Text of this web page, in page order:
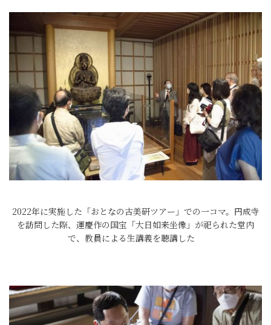
2022年に実施した「おとなの古美研ツアー」での一コマ。円成寺
を訪問した際、運慶作の国宝「大日如来坐像」が祀られた堂内
で、教員による生講義を聴講した